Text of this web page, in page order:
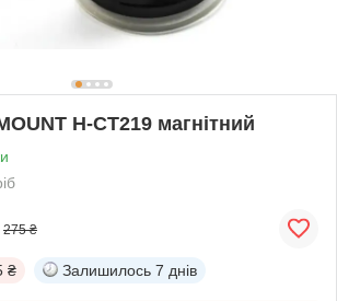
H-CT219 магнітний
275 ₴
₴ Залишилось 7 днів